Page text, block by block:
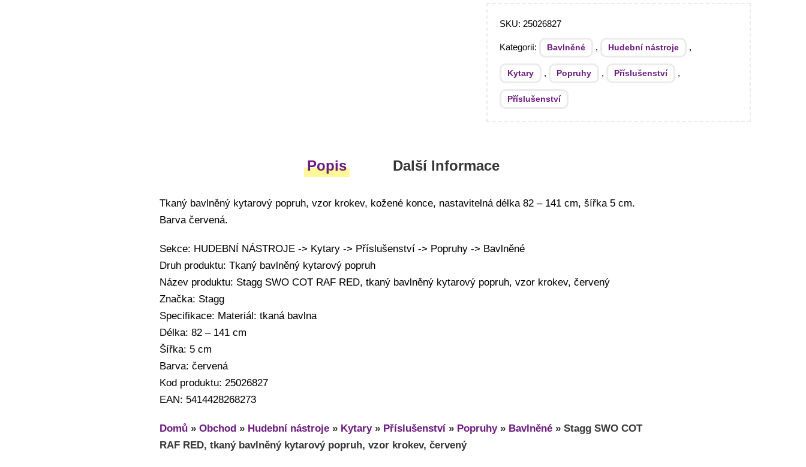
SKU: 25026827
Kategorií: Bavlněné , Hudební nástroje ,
Kytary , Popruhy , Příslušenství ,
Příslušenství
Popis Další Informace
Tkaný bavlněný kytarový popruh, vzor krokev, kožené konce, nastavitelná délka 82 – 141 cm, šířka 5 cm.
Barva červená.
Sekce: HUDEBNÍ NÁSTROJE -> Kytary -> Příslušenství -> Popruhy -> Bavlněné
Druh produktu: Tkaný bavlněný kytarový popruh
Název produktu: Stagg SWO COT RAF RED, tkaný bavlněný kytarový popruh, vzor krokev, červený
Značka: Stagg
Specifikace: Materiál: tkaná bavlna
Délka: 82 – 141 cm
Šířka: 5 cm
Barva: červená
Kod produktu: 25026827
EAN: 5414428268273
Domů » Obchod » Hudební nástroje » Kytary» Příslušenství » Popruhy» Bavlněné » Stagg SWO COT
RAF RED, tkaný bavlněný kytarový popruh, vzor krokev, červený